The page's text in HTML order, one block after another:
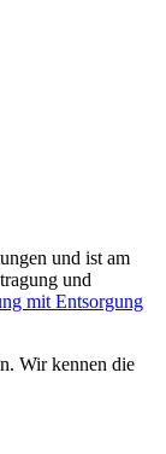
und ist am
und
mit Entsorgung
Wir kennen die